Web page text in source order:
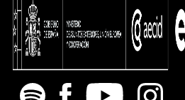
Spotify Facebook
Youtube Instagram